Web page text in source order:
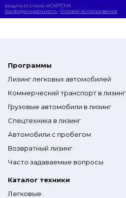
защита от спама reCAPTCHA
Конфиденциальность-Условия использования
Программы
Лизинг легковых автомобилей
Коммерческий транспорт в лизинг
Грузовые автомобили в лизинг
Спецтехника в лизинг
Автомобили с пробегом
Возвратный лизинг
Часто задаваемые вопросы
Каталог техники
Легковые